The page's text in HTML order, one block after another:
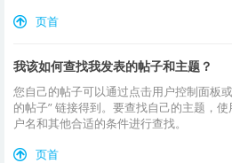
页首
我该如何查找我发表的帖子和主题？
您自己的帖子可以通过点击用户控制面板
的帖子” 链接得到。要查找自己的主题，
户名和其他合适的条件进行查找。
页首